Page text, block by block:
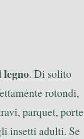
legno. Di solito
rotondi,
parquet, porte
insetti adulti. Se